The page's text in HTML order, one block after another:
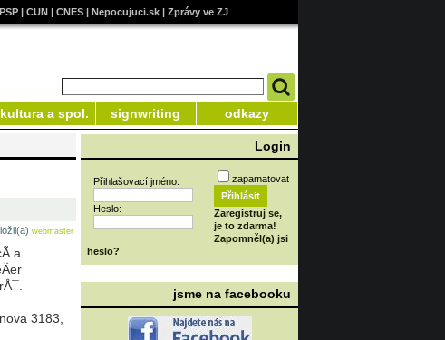
| CUN| CNES| Nepocujuci.sk| Zprávy ve ZJ
kultura a spol. signwriting odkazy
webmaster
a
3183,
Login
Přihlašovací jméno:
Heslo:
zapamatovat
Zaregistruj se,
je to zdarma!
Zapomněl(a) jsi
heslo?
jsme na facebooku